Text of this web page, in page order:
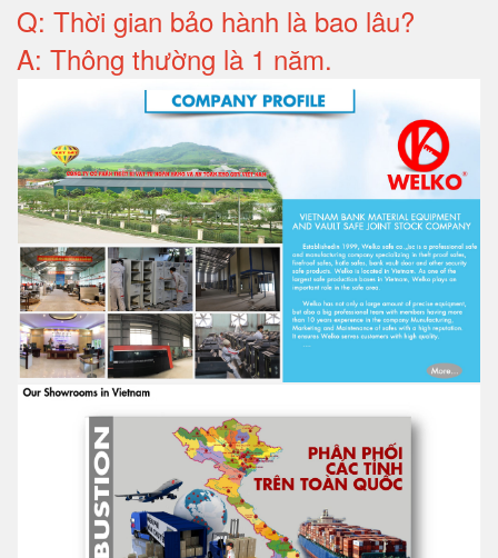
Q: Thời gian bảo hành là bao lâu?
A: Thông thường là 1 năm.